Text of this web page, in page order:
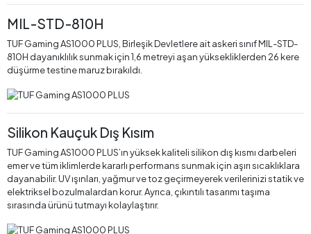
MIL-STD-810H
TUF Gaming AS1000 PLUS, Birleşik Devletlere ait askeri sınıf MIL-STD-
810H dayanıklılık sunmak için 1,6 metreyi aşan yüksekliklerden 26 kere
düşürme testine maruz bırakıldı.
Silikon Kauçuk Dış Kısım
TUF Gaming AS1000 PLUS’ın yüksek kaliteli silikon dış kısmı darbeleri
emer ve tüm iklimlerde kararlı performans sunmak için aşırı sıcaklıklara
dayanabilir. UV ışınları, yağmur ve toz geçirmeyerek verilerinizi statik ve
elektriksel bozulmalardan korur. Ayrıca, çıkıntılı tasarımı taşıma
sırasında ürünü tutmayı kolaylaştırır.